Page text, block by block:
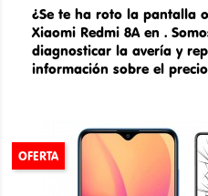
¿Se te ha roto la pantalla
Xiaomi Redmi 8A en .
diagnosticar la avería y
información sobre el
OFERTA